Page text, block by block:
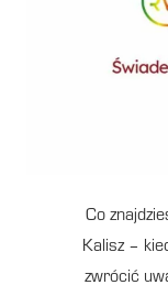
Co
Kalisz –
zwrócić